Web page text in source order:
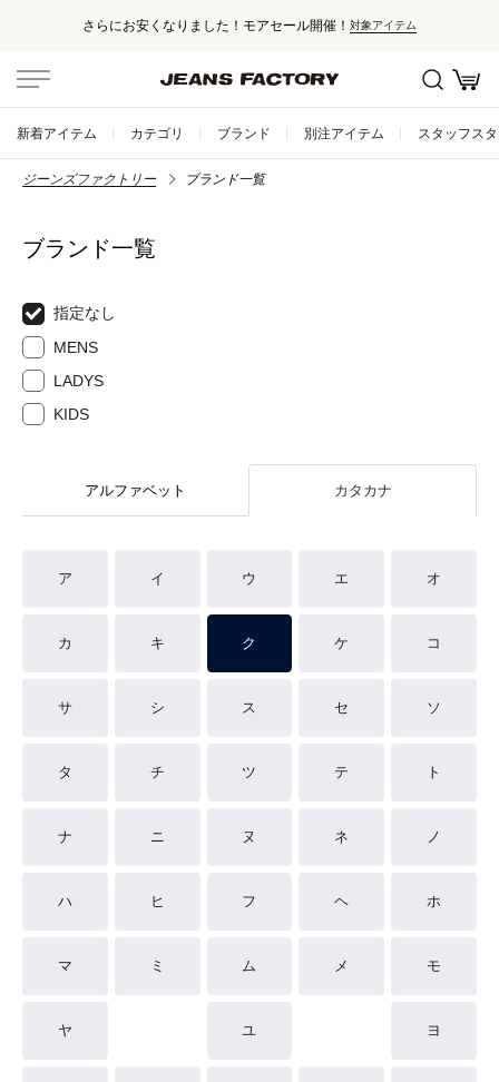
さらにお安くなりました！モアセール開催！ 対象アイテム
新着アイテム カテゴリ ブランド 別注アイテム スタッフス
ジーンズファクトリー ブランド一覧
ブランド一覧
指定なし
MENS
LADYS
KIDS
アルファベット カタカナ
ア イ ウ エ オ
カ キ ク ケ コ
サ シ ス セ ソ
タ チ ツ テ ト
ナ ニ ヌ ネ ノ
ハ ヒ フ ヘ ホ
マ ミ ム メ モ
ヤ ユ ヨ